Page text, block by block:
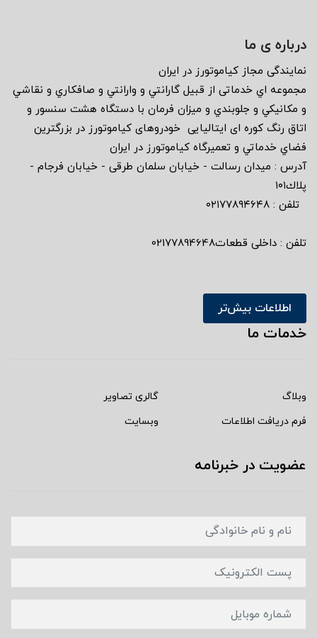
درباره ی ما
نمايندگى مجاز كياموتورز در ايران
مجموعه اي خدماتى از قبيل گارانتي و وارانتي و صافكاري و نقاشي
و مكانيكي و جلوبندي و ميزان فرمان با دستگاه هشت سنسور و
اتاق رنگ كوره اى ايتاليايى خودروهاى كياموتورز در بزرگترين
فضاي خدماتي و تعميرگاه كياموتورز در ايران
آدرس : ميدان رسالت - خيابان سلمان طرقى - خيابان فرجام -
پلاك١٠١
تلفن : ٠٢١٧٧٨٩٤٦٤٨
تلفن : داخلی قطعات02177894648
اطلاعات بیش‌تر
خدمات ما
وبلاگ
گالری تصاویر
فرم دریافت اطلاعات
وبسایت
عضویت در خبرنامه